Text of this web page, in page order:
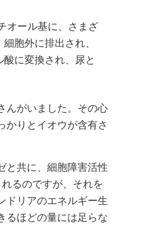
オール基に、さまざ
胞外に排出され、
に変換され、尿と
んがいました。その心
かりとイオウが含有さ
と共に、細胞障害活性
るのですが、それを
ドリアのエネルギー生
るほどの量には足らな